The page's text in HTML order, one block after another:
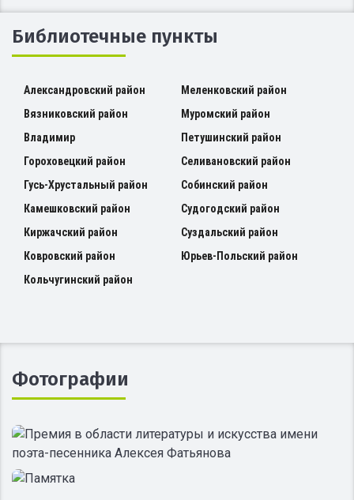
Библиотечные пункты
Александровский район
Вязниковский район
Владимир
Гороховецкий район
Гусь-Хрустальный район
Камешковский район
Киржачский район
Ковровский район
Кольчугинский район
Меленковский район
Муромский район
Петушинский район
Селивановский район
Собинский район
Судогодский район
Суздальский район
Юрьев-Польский район
Фотографии